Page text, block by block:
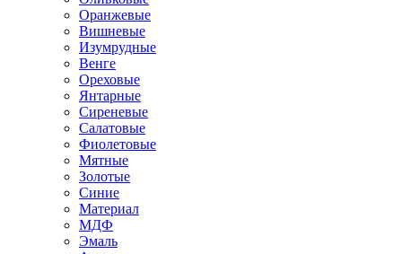
Оранжевые
Вишневые
Изумрудные
Венге
Ореховые
Янтарные
Сиреневые
Салатовые
Фиолетовые
Мятные
Золотые
Синие
Материал
МДФ
Эмаль